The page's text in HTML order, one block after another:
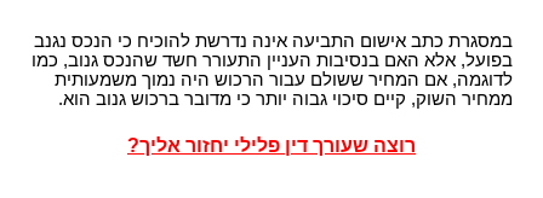
במסגרת כתב אישום התביעה אינה נדרשת להוכיח כי הנכס נגנב
בפועל, אלא האם בנסיבות העניין התעורר חשד שהנכס גנוב, כמו
לדוגמה, אם המחיר ששולם עבור הרכוש היה נמוך משמעותית
ממחיר השוק, קיים סיכוי גבוה יותר כי מדובר ברכוש גנוב הוא.
רוצה שעורך דין פלילי יחזור אליך?